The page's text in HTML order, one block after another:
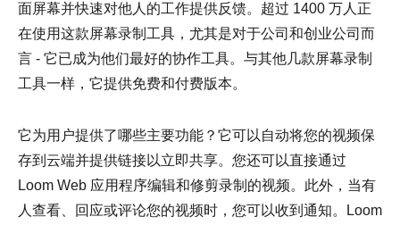
面屏幕并快速对他人的工作提供反馈。超过 1400 万人正
在使用这款屏幕录制工具，尤其是对于公司和创业公司而
言 - 它已成为他们最好的协作工具。与其他几款屏幕录制
工具一样，它提供免费和付费版本。
它为用户提供了哪些主要功能？它可以自动将您的视频保
存到云端并提供链接以立即共享。您还可以直接通过
Loom Web 应用程序编辑和修剪录制的视频。此外，当有
人查看、回应或评论您的视频时，您可以收到通知。Loom